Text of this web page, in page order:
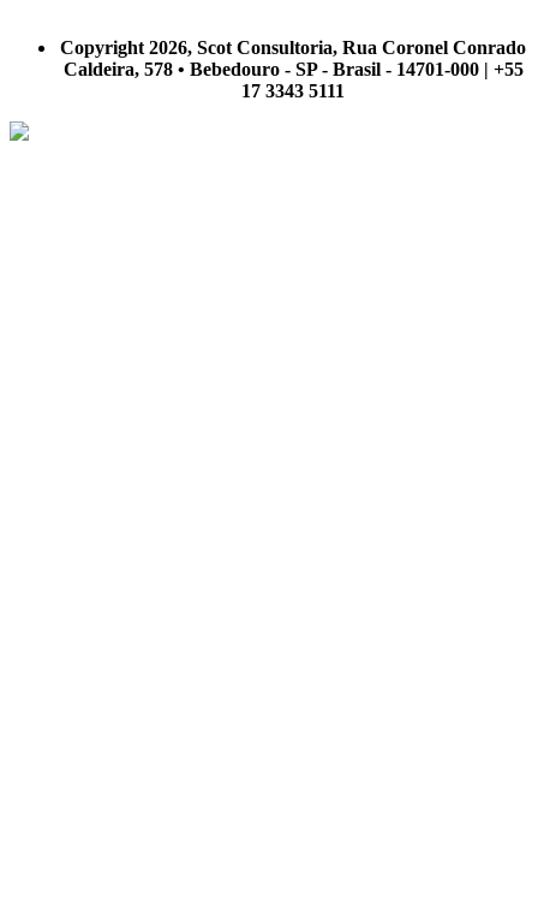
Copyright 2026, Scot Consultoria, Rua Coronel Conrado
Caldeira, 578 • Bebedouro - SP - Brasil - 14701-000 | +55
17 3343 5111